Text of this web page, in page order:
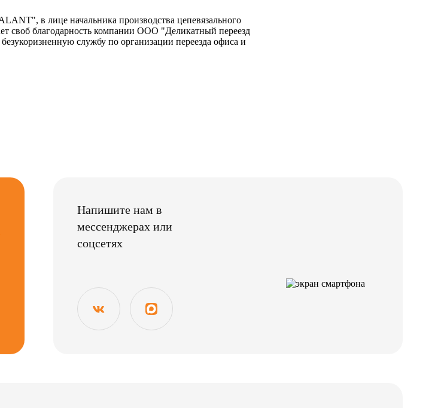
в лице начальника производства цепевязального
своб благодарность компании ООО "Деликатный переезд
службу по организации переезда офиса и
Напишите нам в
мессенджерах или
соцсетях